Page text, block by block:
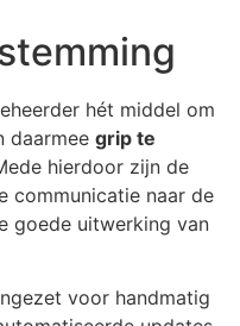
hét middel om
daarmee grip te
hierdoor zijn de
communicatie naar de
goede uitwerking van
voor handmatig